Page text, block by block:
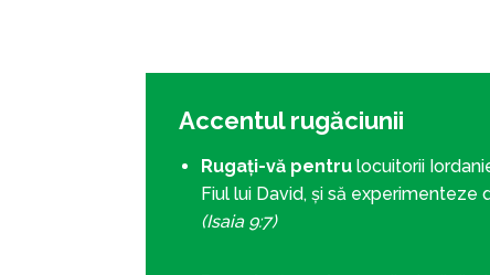
Accentul rugăciunii
Rugați-vă pentru locuitorii
Fiul lui David, și să experimenteze
(Isaia 9:7)